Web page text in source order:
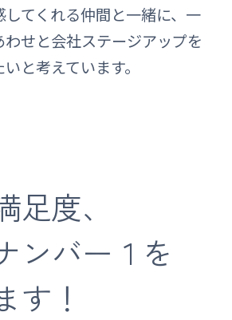
してくれる仲間と一緒に、一
せと会社ステージアップを
と考えています。
度、
ンバー１を
す！